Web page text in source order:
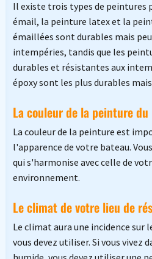
Il existe trois types de peintures
émail, la peinture latex et la
émaillées sont durables mais
intempéries, tandis que les
durables et résistantes aux
époxy sont les plus durables
La couleur de la peinture du
La couleur de la peinture est
l'apparence de votre bateau.
qui s'harmonise avec celle de
environnement.
Le climat de votre lieu de
Le climat aura une incidence sur
vous devez utiliser. Si vous vivez